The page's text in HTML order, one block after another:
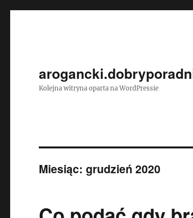
Kolejna witryna oparta na WordPressie
Miesiąc:grudzień 2020